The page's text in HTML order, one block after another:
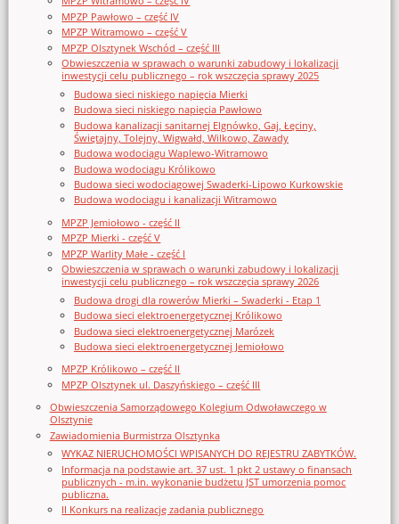
MPZP Pawłowo – część IV
MPZP Witramowo – część V
MPZP Olsztynek Wschód – część III
Obwieszczenia w sprawach o warunki zabudowy i lokalizacji
inwestycji celu publicznego – rok wszczęcia sprawy 2025
Budowa sieci niskiego napięcia Mierki
Budowa sieci niskiego napięcia Pawłowo
Budowa kanalizacji sanitarnej Elgnówko, Gaj, Łęciny,
Świętajny, Tolejny, Wigwałd, Wilkowo, Zawady
Budowa wodociągu Waplewo-Witramowo
Budowa wodociągu Królikowo
Budowa sieci wodociągowej Swaderki-Lipowo Kurkowskie
Budowa wodociągu i kanalizacji Witramowo
MPZP Jemiołowo - część II
MPZP Mierki - część V
MPZP Warlity Małe - część I
Obwieszczenia w sprawach o warunki zabudowy i lokalizacji
inwestycji celu publicznego – rok wszczęcia sprawy 2026
Budowa drogi dla rowerów Mierki – Swaderki - Etap 1
Budowa sieci elektroenergetycznej Królikowo
Budowa sieci elektroenergetycznej Marózek
Budowa sieci elektroenergetycznej Jemiołowo
MPZP Królikowo – część II
MPZP Olsztynek ul. Daszyńskiego – część III
Obwieszczenia Samorządowego Kolegium Odwoławczego w
Olsztynie
Zawiadomienia Burmistrza Olsztynka
WYKAZ NIERUCHOMOŚCI WPISANYCH DO REJESTRU ZABYTKÓW.
Informacja na podstawie art. 37 ust. 1 pkt 2 ustawy o finansach
publicznych - m.in. wykonanie budżetu JST umorzenia pomoc
publiczna.
II Konkurs na realizację zadania publicznego